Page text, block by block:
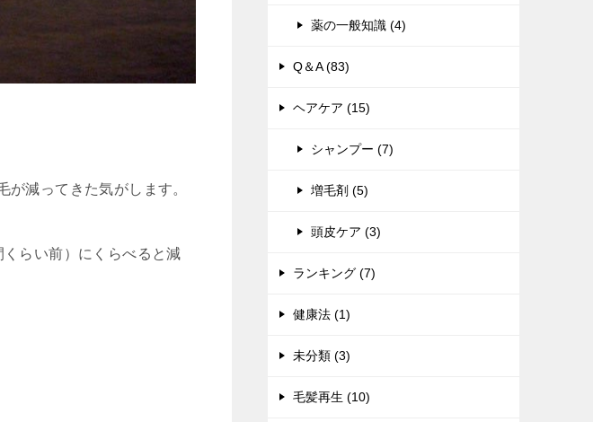
減ってきた気がします。
らい前）にくらべると減
薬の一般知識 (4)
Q＆A (83)
ヘアケア (15)
シャンプー (7)
増毛剤 (5)
頭皮ケア (3)
ランキング (7)
健康法 (1)
未分類 (3)
毛髪再生 (10)